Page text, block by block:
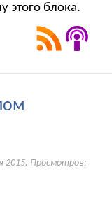
этого блока.
2015. Просмотров: